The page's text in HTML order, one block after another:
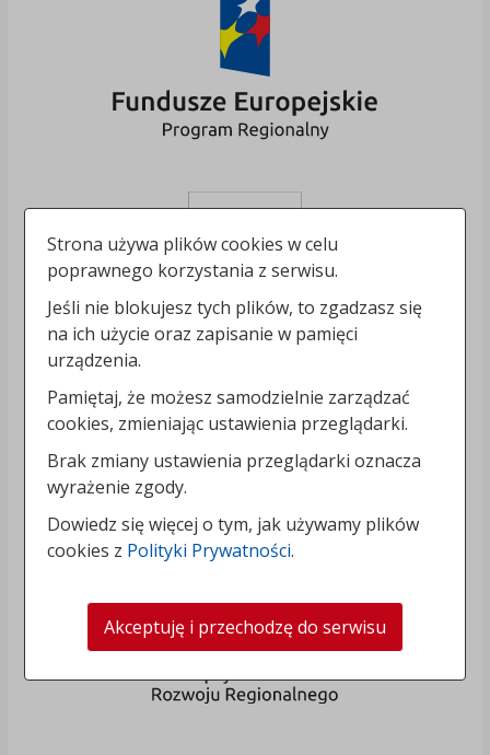
Strona używa plików cookies w celu
poprawnego korzystania z serwisu.
Jeśli nie blokujesz tych plików, to zgadzasz się
na ich użycie oraz zapisanie w pamięci
urządzenia.
Pamiętaj, że możesz samodzielnie zarządzać
cookies, zmieniając ustawienia przeglądarki.
Brak zmiany ustawienia przeglądarki oznacza
wyrażenie zgody.
Dowiedz się więcej o tym, jak używamy plików
cookies z Polityki Prywatności.
Akceptuję i przechodzę do serwisu